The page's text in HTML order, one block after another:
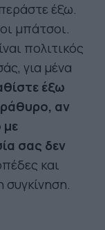
έξω.
μπάτσοι.
πολιτικός
για μένα
έξω
αν
σας δεν
και
συγκίνηση.